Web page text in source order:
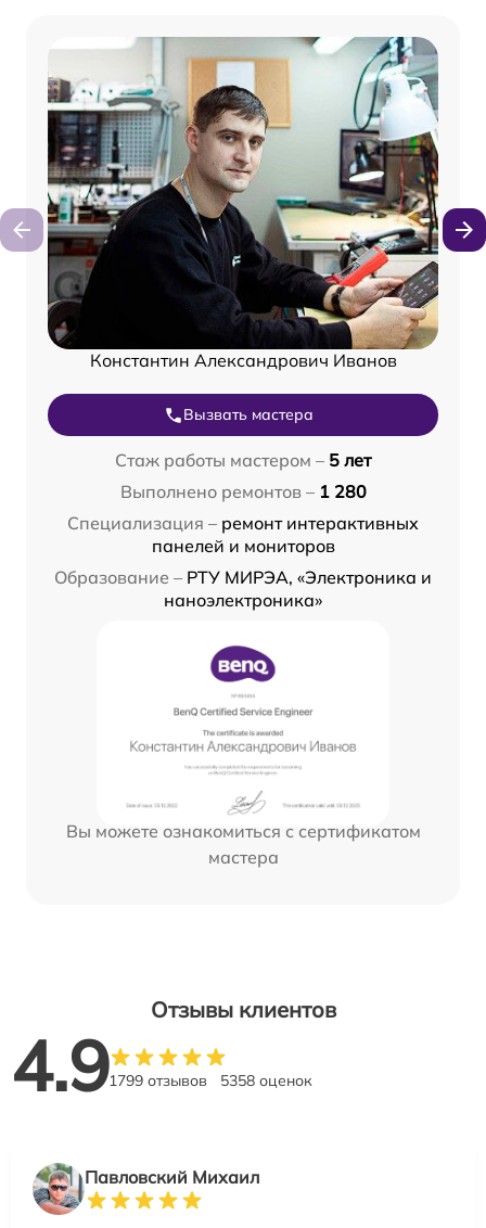
Константин Александрович Иванов
Вызвать мастера
Стаж работы мастером – 5 лет
Выполнено ремонтов – 1 280
Специализация – ремонт интерактивных
панелей и мониторов
Образование – РТУ МИРЭА, «Электроника и
наноэлектроника»
Вы можете ознакомиться с сертификатом
мастера
Отзывы клиентов
4.91799 отзывов 5358 оценок
Павловский Михаил